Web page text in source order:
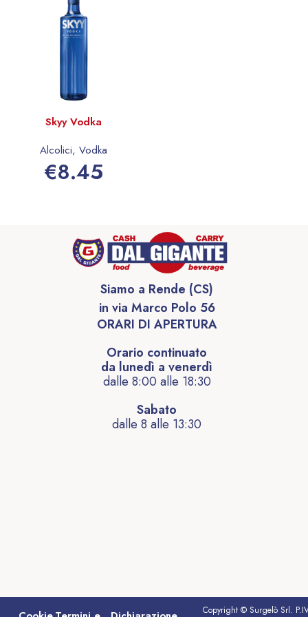
Skyy Vodka
Alcolici, Vodka
€8.45
Siamo a Rende (CS)
in via Marco Polo 56
ORARI DI APERTURA
Orario continuato
da lunedì a venerdì
dalle 8:00 alle 18:30
Sabato
dalle 8 alle 13:30
Copyright © Surgelò Srl.